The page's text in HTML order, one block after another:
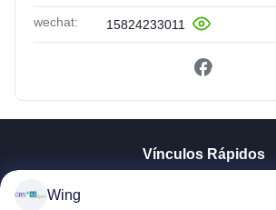
wechat: 15824233011
Vínculos Rápidos
Wing